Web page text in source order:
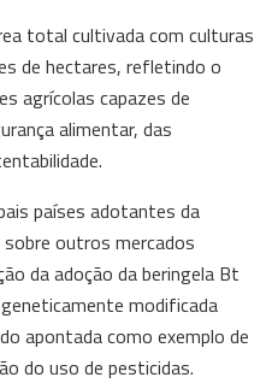
total cultivada com culturas
de hectares, refletindo o
agrícolas capazes de
alimentar, das
países adotantes da
outros mercados
da adoção da beringela Bt
modificada
apontada como exemplo de
do uso de pesticidas.